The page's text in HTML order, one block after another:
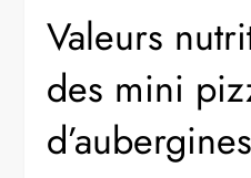
Valeurs
des mini
d’aubergines